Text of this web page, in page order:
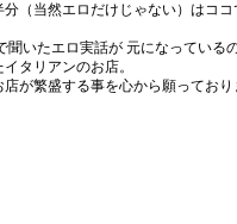
（当然エロだけじゃない）はココ
聞いたエロ実話が 元になっている
タリアンのお店。
が繁盛する事を心から願っており